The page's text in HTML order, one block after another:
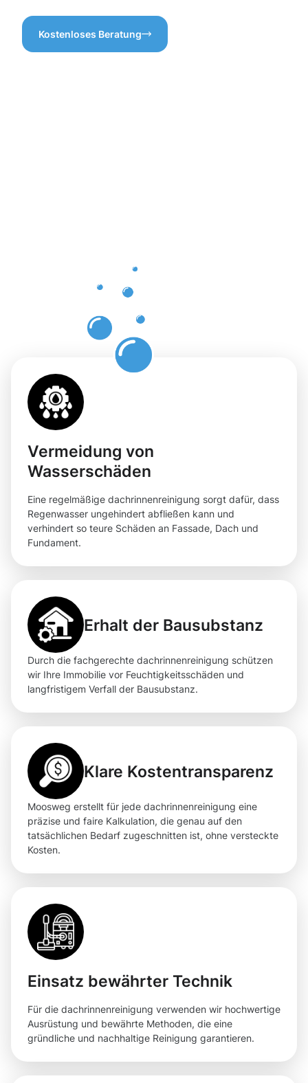
Kostenloses Beratung
Vermeidung von
Wasserschäden
Eine regelmäßige dachrinnenreinigung sorgt dafür, dass
Regenwasser ungehindert abfließen kann und
verhindert so teure Schäden an Fassade, Dach und
Fundament.
Erhalt der Bausubstanz
Durch die fachgerechte dachrinnenreinigung schützen
wir Ihre Immobilie vor Feuchtigkeitsschäden und
langfristigem Verfall der Bausubstanz.
Klare Kostentransparenz
Moosweg erstellt für jede dachrinnenreinigung eine
präzise und faire Kalkulation, die genau auf den
tatsächlichen Bedarf zugeschnitten ist, ohne versteckte
Kosten.
Einsatz bewährter Technik
Für die dachrinnenreinigung verwenden wir hochwertige
Ausrüstung und bewährte Methoden, die eine
gründliche und nachhaltige Reinigung garantieren.